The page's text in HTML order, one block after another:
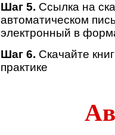
Шаг 5. Ссылка на
автоматическом
электронный в
Шаг 6. Скачайте
практике